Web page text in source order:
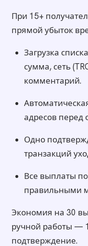
При 15+
прямой убыток
Загрузка
сумма, сеть
комментарий.
адресов перед
Одно
транзакций
Все выплаты
правильными
Экономия на 30
ручной работы —
подтверждение.